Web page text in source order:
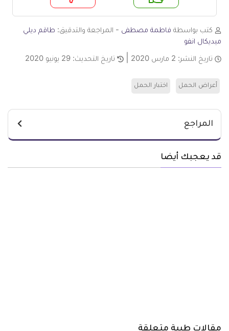
لا
كتب بواسطة فاطمة مصطفى - المراجعة والتدقيق: طاقم ديلي
ميديكال انفو
تاريخ النشر: 2 مارس 2020 تاريخ التحديث: 29 يونيو 2020
أعراض الحمل اختبار الحمل
المراجع
قد يعجبك أيضا
مقالات طبية متعلقة